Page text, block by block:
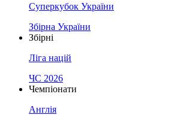
Суперкубок України
Збірна України
Збірні
Ліга націй
ЧС 2026
Чемпіонати
Англія